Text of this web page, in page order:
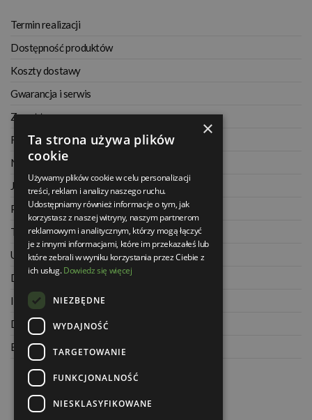
Termin realizacji
Dostępność produktów
Koszty dostawy
Gwarancja i serwis
Zwrot towaru
Regulamin
Najczęściej zadawane pytania
Jak kupować na raty
Polityka prywatności
Twoje zamówienia
Ustawienia konta
Dane kontaktowe
Informacje o firmie
Dla architektów
Blog
×
Ta strona używa plików
cookie
Używamy plików cookie w celu personalizacji
treści, reklam i analizy naszego ruchu.
Udostępniamy również informacje o tym, jak
korzystasz z naszej witryny, naszym partnerom
reklamowym i analitycznym, którzy mogą łączyć
je z innymi informacjami, które im przekazałeś lub
które zebrali w wyniku korzystania przez Ciebie z
ich usług.Dowiedz się więcej
NIEZBĘDNE
WYDAJNOŚĆ
TARGETOWANIE
FUNKCJONALNOŚĆ
NIESKLASYFIKOWANE